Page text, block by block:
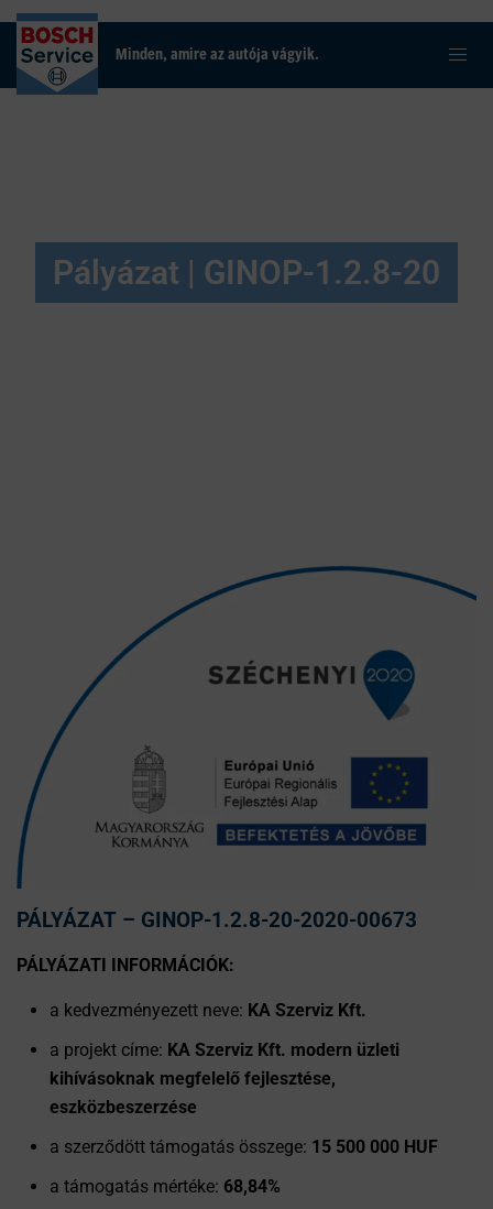
Minden, amire az autója vágyik.
Pályázat | GINOP-1.2.8-20
PÁLYÁZAT – GINOP-1.2.8-20-2020-00673
PÁLYÁZATI INFORMÁCIÓK:
a kedvezményezett neve: KA Szerviz Kft.
a projekt címe: KA Szerviz Kft. modern üzleti
kihívásoknak megfelelő fejlesztése,
eszközbeszerzése
a szerződött támogatás összege: 15 500 000 HUF
a támogatás mértéke: 68,84%